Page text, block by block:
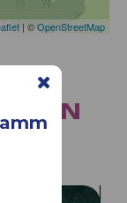
| ©OpenStreetMap